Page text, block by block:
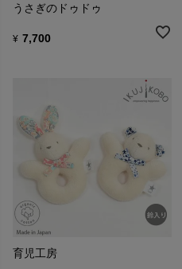
うさぎのドゥドゥ
¥ 7,700
育児工房